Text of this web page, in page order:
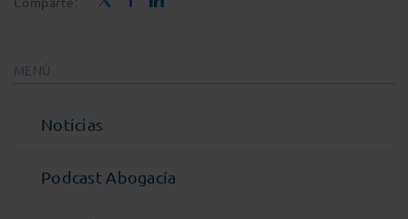
MENÚ
Noticias
Podcast Abogacía